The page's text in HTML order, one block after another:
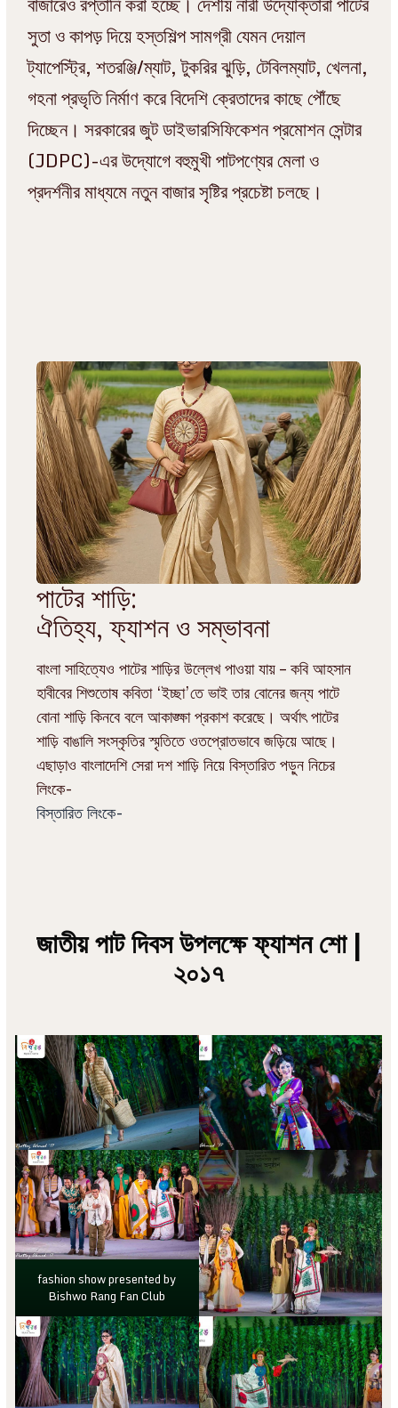
সুতা ও কাপড় দিয়ে হস্তশিল্প সামগ্রী যেমন দেয়াল
ট্যাপেস্ট্রি, শতরঞ্জি/ম্যাট, টুকরির ঝুড়ি, টেবিলম্যাট, খেলনা,
গহনা প্রভৃতি নির্মাণ করে বিদেশি ক্রেতাদের কাছে পৌঁছে
দিচ্ছেন। সরকারের জুট ডাইভারসিফিকেশন প্রমোশন সেন্টার
(JDPC)-এর উদ্যোগে বহুমুখী পাটপণ্যের মেলা ও
প্রদর্শনীর মাধ্যমে নতুন বাজার সৃষ্টির প্রচেষ্টা চলছে।
পাটের শাড়ি:
ঐতিহ্য, ফ্যাশন ও সম্ভাবনা
বাংলা সাহিত্যেও পাটের শাড়ির উল্লেখ পাওয়া যায় – কবি আহসান
হাবীবের শিশুতোষ কবিতা ‘ইচ্ছা’তে ভাই তার বোনের জন্য পাটে
বোনা শাড়ি কিনবে বলে আকাঙ্ক্ষা প্রকাশ করেছে। অর্থাৎ পাটের
শাড়ি বাঙালি সংস্কৃতির স্মৃতিতে ওতপ্রোতভাবে জড়িয়ে আছে।
এছাড়াও বাংলাদেশি সেরা দশ শাড়ি নিয়ে বিস্তারিত পড়ুন নিচের
লিংকে-
বিস্তারিত লিংকে-
জাতীয় পাট দিবস উপলক্ষে ফ্যাশন শো |
২০১৭
fashion show presented by
Bishwo Rang Fan Club